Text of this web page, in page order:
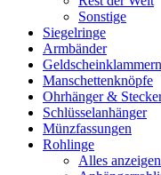
Sonstige
Siegelringe
Armbänder
Geldscheinklammern
Manschettenknöpfe
Ohrhänger &
Schlüsselanhänger
Münzfassungen
Rohlinge
Alles